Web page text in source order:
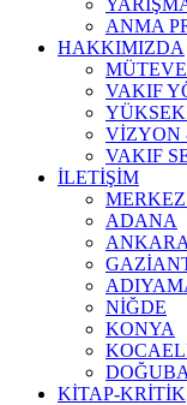
ANMA
HAKKIMIZDA
VAKIF
VİZYON
VAKIF
İLETİŞİM
ADANA
ANKARA
NİĞDE
KONYA
KİTAP-KRİTİK